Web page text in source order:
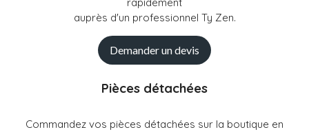
auprès d'un professionnel Ty Zen.
Demander un devis
Pièces détachées
Commandez vos pièces détachées sur la boutique en